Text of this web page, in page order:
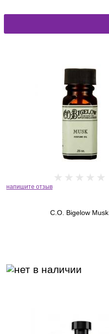
напишите отзыв
C.O. Bigelow Musk